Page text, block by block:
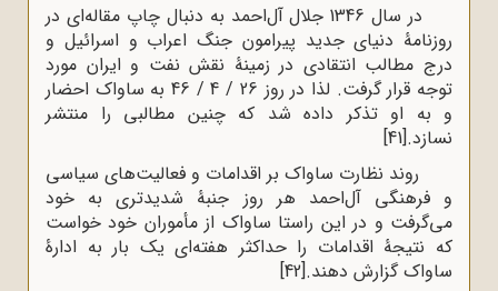
در سال 1346 جلال آل‌احمد به دنبال چاپ مقاله‌ای در
روزنامۀ دنیای جدید پیرامون جنگ اعراب و اسرائیل و
درج مطالب انتقادی در زمینۀ نقش نفت و ایران مورد
توجه قرار گرفت. لذا در روز 26 / 4 / 46 به ساواک احضار
و به او تذکر داده شد که چنین مطالبی را منتشر
نسازد.[41]
روند نظارت ساواک بر اقدامات و فعالیت‌های سیاسی
و فرهنگی آل‌احمد هر روز جنبۀ شدیدتری به خود
می‌گرفت و در این راستا ساواک از مأموران خود خواست
که نتیجۀ اقدامات را حداکثر هفته‌ای یک بار به ادارۀ
ساواک گزارش دهند.[42]